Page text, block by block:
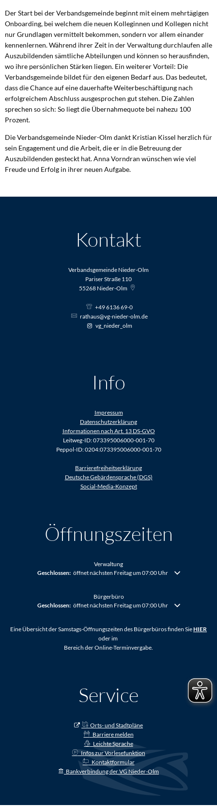
Der Start bei der Verbandsgemeinde beginnt mit einem mehrtägigen
Onboarding, bei welchem die neuen Kolleginnen und Kollegen nicht
nur Grundlagen vermittelt bekommen, sondern vor allem einander
kennenlernen. Während ihrer Zeit in der Verwaltung durchlaufen alle
Auszubildenden sämtliche Abteilungen und können so herausfinden,
wo ihre persönlichen Stärken liegen. Ein weiterer Vorteil: Die
Verbandsgemeinde bildet für den eigenen Bedarf aus. Das bedeutet,
dass die Chance auf eine dauerhafte Weiterbeschäftigung nach
erfolgreichem Abschluss ausgesprochen gut stehen. Die Zahlen
sprechen so sich: So liegt die Übernahmequote bei nahezu 100
Prozent.
Die Verbandsgemeinde Nieder-Olm dankt Kristian Kissel herzlich für
sein Engagement und die Arbeit, die er in die Betreuung der
Auszubildenden gesteckt hat. Anna Vorndran wünschen wie viel
Freude und Erfolg in ihrer neuen Aufgabe.
Kontakt
Verbandsgemeinde Nieder-Olm
Pariser Straße 110
55268 Nieder-Olm
+49 6136 69-0
rathaus@vg-nieder-olm.de
vg_nieder_olm
Info
Impressum
Datenschutzerklärung
Informationen nach Art. 13 DS-GVO
Leitweg-ID: 073395006000-001-70
Peppol-ID: 0204:073395006000-001-70
Barrierefreiheitserklärung
Deutsche Gebärdensprache (DGS)
Social-Media-Konzept
Öffnungszeiten
Verwaltung
Klicken, um weitere Öffnungs- oder Schließzeiten auszublenden
Geschlossen: öffnet nächsten Freitag um 07:00 Uhr
Bürgerbüro
Klicken, um weitere Öffnungs- oder Schließzeiten auszublenden
Geschlossen: öffnet nächsten Freitag um 07:00 Uhr
Eine Übersicht der Samstags-Öffnungszeiten des Bürgerbüros finden SieHIER
oder im
Bereich der Online-Terminvergabe.
Service
Orts- und Stadtpläne
Barriere melden
Leichte Sprache
Infos zur Vorlesefunktion
Kontaktformular
Bankverbindung der VG Nieder-Olm